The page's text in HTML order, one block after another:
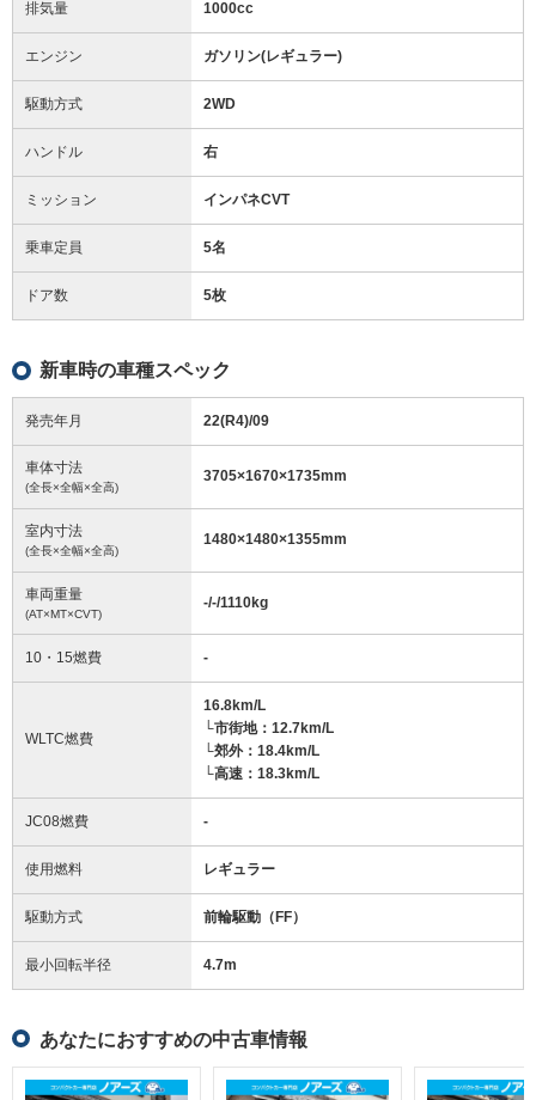
排気量 1000cc
エンジン ガソリン(レギュラー)
駆動方式 2WD
ハンドル 右
ミッション インパネCVT
乗車定員 5名
ドア数 5枚
新車時の車種スペック
発売年月 22(R4)/09
車体寸法
(全長×全幅×全高)
3705×1670×1735mm
室内寸法
(全長×全幅×全高)
1480×1480×1355mm
車両重量
(AT×MT×CVT)
-/-/1110kg
10・15燃費 -
WLTC燃費
16.8km/L
└市街地：12.7km/L
└郊外：18.4km/L
└高速：18.3km/L
JC08燃費 -
使用燃料 レギュラー
駆動方式 前輪駆動（FF）
最小回転半径 4.7m
あなたにおすすめの中古車情報